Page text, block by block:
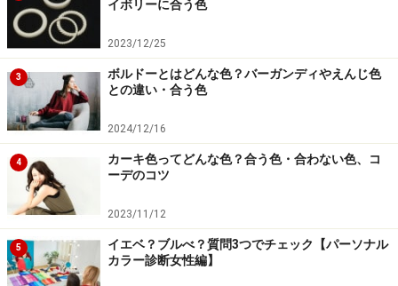
カラーパレットがお似合いになるケースが多いようで
す。
似合う色を左右する、もうひとつの要素
パーソナルカラーでは、日焼けのしやすさ（カロチンの
量）の他に、スキンアンダートーンに着目します。スキ
ンアンダートーンとは、皮下を流れる静脈と動脈の色影
響のこと。静脈の色影響が強い肌をブルーベースと呼
び、静脈の色影響が弱い肌をイエローベースと呼びま
す。
イボリーに合う色
2023/12/25
3
ボルドーとはどんな色？バーガンディやえんじ色
との違い・合う色
2024/12/16
4
カーキ色ってどんな色？合う色・合わない色、コ
ーデのコツ
2023/11/12
5
イエベ？ブルべ？質問3つでチェック【パーソナル
カラー診断女性編】